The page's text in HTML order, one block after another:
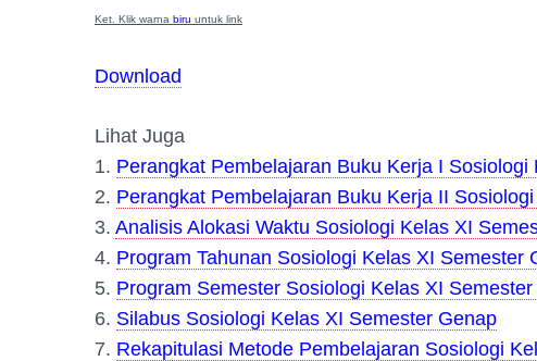
Ket. Klik warna biru untuk link
Download
Lihat Juga
1. Perangkat Pembelajaran Buku Kerja I
2. Perangkat Pembelajaran Buku Kerja II
3. Analisis Alokasi Waktu Sosiologi Kelas XI
4. Program Tahunan Sosiologi Kelas XI Semester
5. Program Semester Sosiologi Kelas XI
6. Silabus Sosiologi Kelas XI Semester Genap
7. Rekapitulasi Metode Pembelajaran Sosiologi